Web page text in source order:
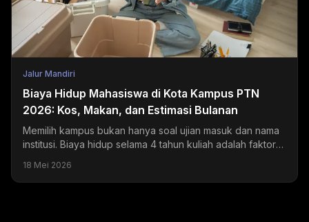
Jalur Mandiri
Biaya Hidup Mahasiswa di Kota Kampus PTN
2026: Kos, Makan, dan Estimasi Bulanan
Memilih kampus bukan hanya soal ujian masuk dan nama
institusi. Biaya hidup selama 4 tahun kuliah adalah faktor
18 Mei 2026